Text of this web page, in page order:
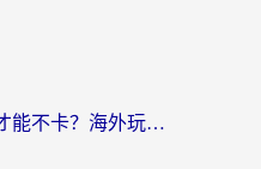
澳洲打逆水寒OL怎么才能不卡？海外玩家国服游戏加速终极指南（附梦幻模拟战地铁跑酷解决办法）